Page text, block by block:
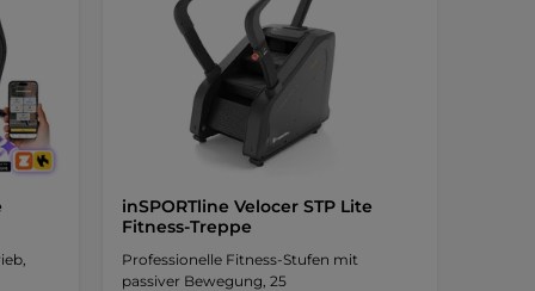
inSPORTline Velocer STP Lite
Fitness-Treppe
Professionelle Fitness-Stufen mit
passiver Bewegung, 25